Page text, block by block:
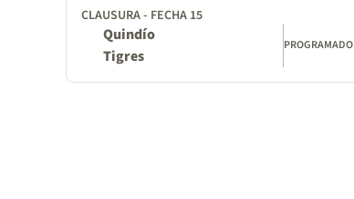
CLAUSURA - FECHA 15
Quindío
Tigres
PROGRAMADO